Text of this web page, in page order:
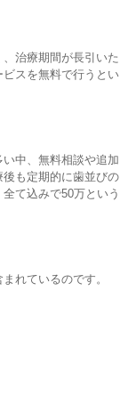
治療期間が長引いた
スを無料で行うとい
中、無料相談や追加
も定期的に歯並びの
て込みで50万という
れているのです。